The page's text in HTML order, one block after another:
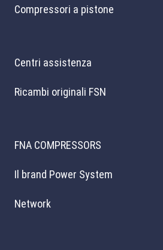
Compressori a pistone
Centri assistenza
Ricambi originali FSN
FNA COMPRESSORS
Il brand Power System
Network